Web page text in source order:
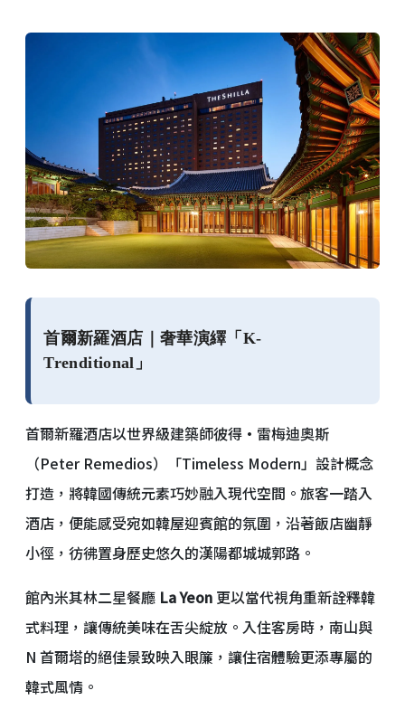
首爾新羅酒店｜奢華演繹「K-
Trenditional」
首爾新羅酒店以世界級建築師彼得·雷梅迪奧斯
（Peter Remedios）「Timeless Modern」設計概念
打造，將韓國傳統元素巧妙融入現代空間。旅客一踏入
酒店，便能感受宛如韓屋迎賓館的氛圍，沿著飯店幽靜
小徑，彷彿置身歷史悠久的漢陽都城城郭路。
館內米其林二星餐廳 La Yeon 更以當代視角重新詮釋韓
式料理，讓傳統美味在舌尖綻放。入住客房時，南山與
N 首爾塔的絕佳景致映入眼簾，讓住宿體驗更添專屬的
韓式風情。